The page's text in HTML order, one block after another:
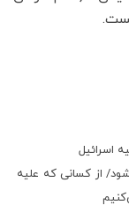
اسرائیل
از کسانی که علیه